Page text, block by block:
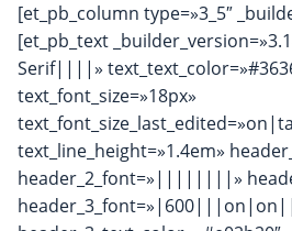
[et_pb_column type=»3_5″
[et_pb_text
Serif||||»
text_font_size=»18px»
text_line_height=»1.4em»
header_2_font=»||||||||»